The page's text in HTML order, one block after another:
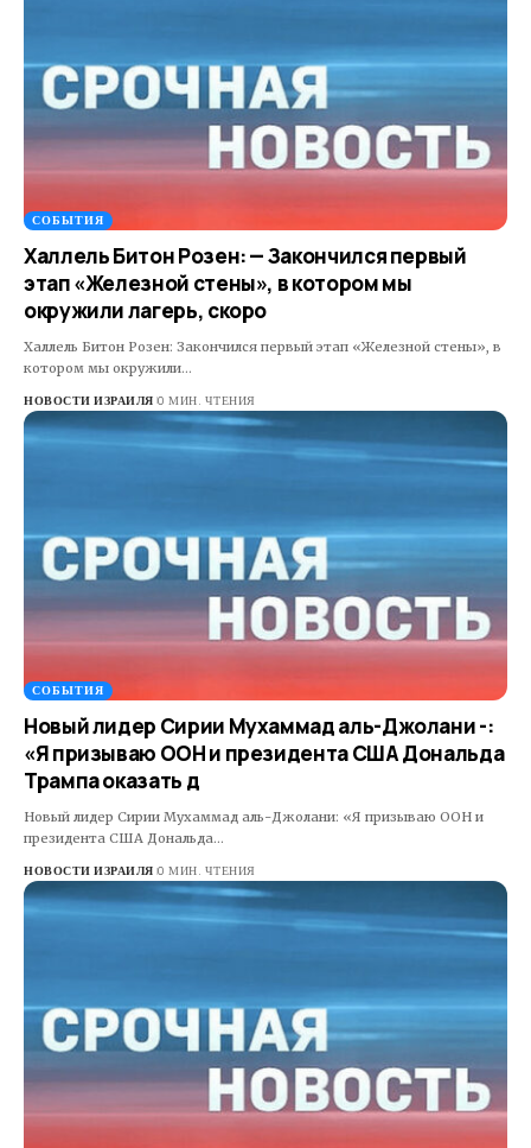
СОБЫТИЯ
Халлель Битон Розен: — Закончился первый
этап «Железной стены», в котором мы
окружили лагерь, скоро
Халлель Битон Розен: Закончился первый этап «Железной стены», в
котором мы окружили…
НОВОСТИ ИЗРАИЛЯ 0 МИН. ЧТЕНИЯ
СОБЫТИЯ
Новый лидер Сирии Мухаммад аль-Джолани -:
«Я призываю ООН и президента США Дональда
Трампа оказать д
Новый лидер Сирии Мухаммад аль-Джолани: «Я призываю ООН и
президента США Дональда…
НОВОСТИ ИЗРАИЛЯ 0 МИН. ЧТЕНИЯ